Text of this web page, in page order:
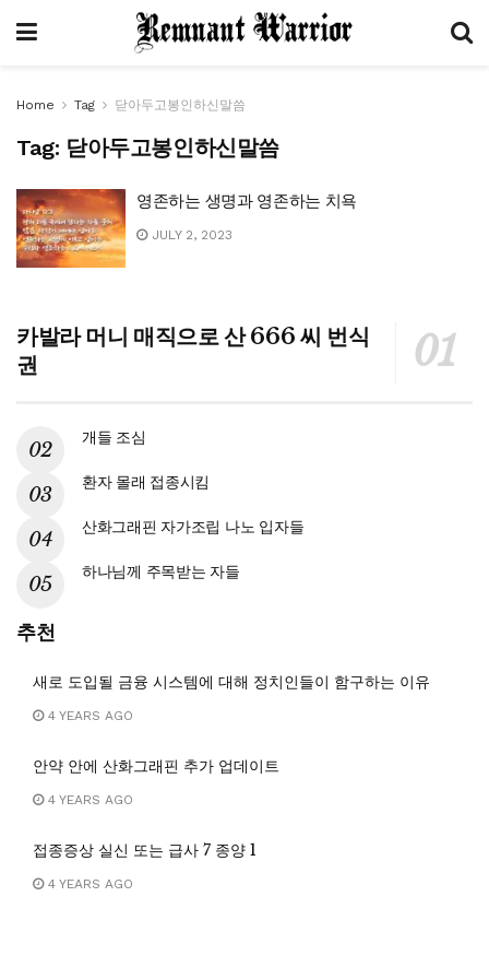
Home Tag 닫아두고봉인하신말씀
Tag: 닫아두고봉인하신말씀
영존하는 생명과 영존하는 치욕
JULY 2, 2023
카발라 머니 매직으로 산 666 씨 번식
권
개들 조심
환자 몰래 접종시킴
산화그래핀 자가조립 나노 입자들
하나님께 주목받는 자들
추천
새로 도입될 금융 시스템에 대해 정치인들이 함구하는 이유
4 YEARS AGO
안약 안에 산화그래핀 추가 업데이트
4 YEARS AGO
접종증상 실신 또는 급사 7 종양 1
4 YEARS AGO